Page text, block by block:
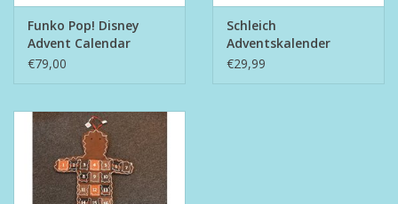
Funko Pop! Disney
Advent Calendar
€79,00
Schleich
Adventskalender
Dinosaurs
€29,99